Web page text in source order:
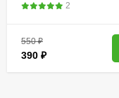
2
550₽
390 ₽